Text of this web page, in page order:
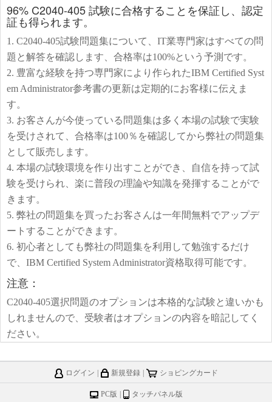
96% C2040-405 試験に合格することを保証し、認定
証も得られます。
1. C2040-405試験問題集について、IT業専門家はすべての問
題と解答を確認します、合格率は100%という予測です。
2. 豊富な経験を持つ専門家により作られたIBM Certified Syst
em Administrator参考書の更新は定期的にお客様に伝えま
す。
3. お客さんが今使っている問題集は多く本場の試験で実験
を受けされて、合格率は100％を確認してから弊社の問題集
として販売します。
4. 本場の試験環境を作り出すことができ、自信を持って試
験を受けられ、楽に普段の理論や知識を発揮することがで
きます。
5. 弊社の問題集を買ったお客さんは一年間無料でアップデ
ートすることができます。
6. 初心者としても弊社の問題集を利用して勉強するだけ
で、IBM Certified System Administrator資格取得可能です。
注意：
C2040-405選択問題のオプションは本格的な試験と違いかも
しれませんので、受験者はオプションの内容を暗記してく
ださい。
ログイン 新規登録 ショピングカード
PC版 タッチパネル版